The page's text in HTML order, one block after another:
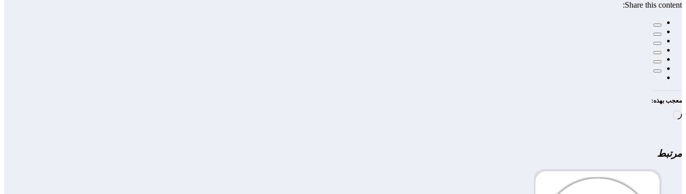
Share this content:
معجب بهذه:
مرتبط